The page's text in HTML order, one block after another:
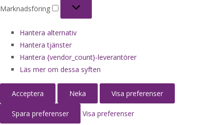
Marknadsföring
Hantera alternativ
Hantera tjänster
Hantera {vendor_count}-leverantörer
Läs mer om dessa syften
Acceptera Neka Visa preferenser
Spara preferenser Visa preferenser